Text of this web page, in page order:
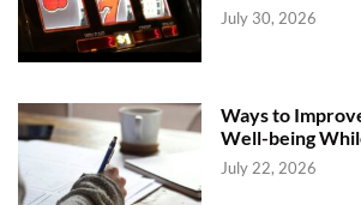
July 30, 2026
Ways to
Well-being
July 22, 2026